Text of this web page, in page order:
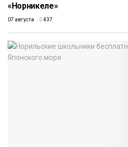
«Норникеле»
07 августа 437